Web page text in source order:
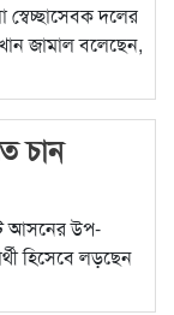
স্বেচ্ছাসেবক দলের
জামাল বলেছেন,
চান
আসনের উপ-
হিসেবে লড়ছেন